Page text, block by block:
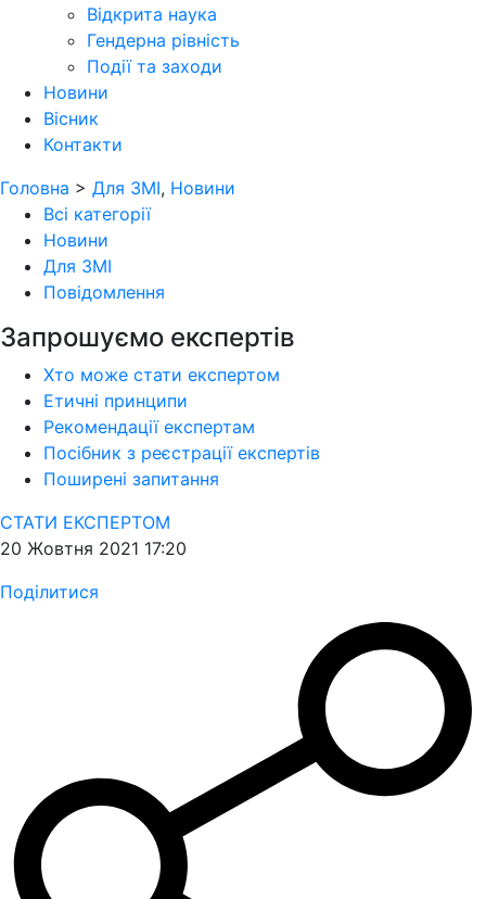
Відкрита наука
Гендерна рівність
Події та заходи
Новини
Вісник
Контакти
Головна > Для ЗМІ, Новини
Всі категорії
Новини
Для ЗМІ
Повідомлення
Запрошуємо експертів
Хто може стати експертом
Етичні принципи
Рекомендації експертам
Посібник з реєстрації експертів
Поширені запитання
СТАТИ ЕКСПЕРТОМ
20 Жовтня 2021 17:20
Поділитися